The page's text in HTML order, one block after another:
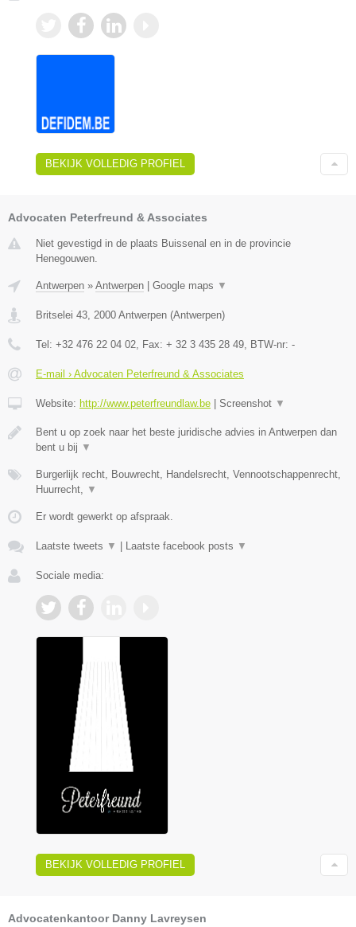
BEKIJK VOLLEDIG PROFIEL
Advocaten Peterfreund & Associates
Niet gevestigd in de plaats Buissenal en in de provincie
Henegouwen.
Antwerpen » Antwerpen Google maps ▼
Britselei 43, 2000 Antwerpen (Antwerpen)
Tel: +32 476 22 04 02, Fax: + 32 3 435 28 49, BTW-nr: -
E-mail › Advocaten Peterfreund & Associates
Website: http://www.peterfreundlaw.be Screenshot ▼
Bent u op zoek naar het beste juridische advies in Antwerpen dan
bent u bij ▼
Burgerlijk recht, Bouwrecht, Handelsrecht, Vennootschappenrecht,
Huurrecht, ▼
Er wordt gewerkt op afspraak.
Laatste tweets ▼ Laatste facebook posts ▼
Sociale media:
BEKIJK VOLLEDIG PROFIEL
Advocatenkantoor Danny Lavreysen